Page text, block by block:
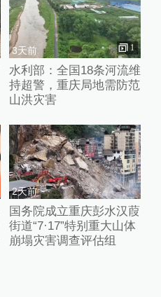
3天前 1
水利部：全国18条河流维
持超警，重庆局地需防范
山洪灾害
2天前
国务院成立重庆彭水汉葭
街道“7·17”特别重大山体
崩塌灾害调查评估组